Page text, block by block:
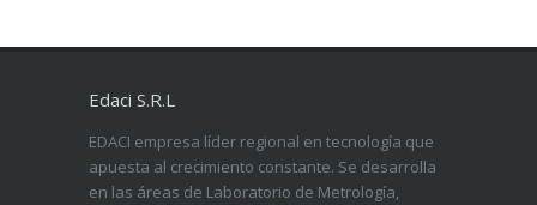
Edaci S.R.L
EDACI empresa líder regional en tecnología que
apuesta al crecimiento constante. Se desarrolla
en las áreas de Laboratorio de Metrología,